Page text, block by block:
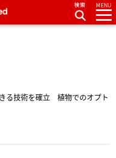
MENU
る技術を確立 植物でのオプト